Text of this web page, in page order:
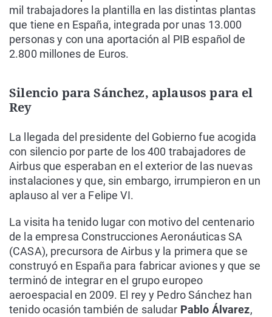
mil trabajadores la plantilla en las distintas plantas
que tiene en España, integrada por unas 13.000
personas y con una aportación al PIB español de
2.800 millones de Euros.
Silencio para Sánchez, aplausos para el
Rey
La llegada del presidente del Gobierno fue acogida
con silencio por parte de los 400 trabajadores de
Airbus que esperaban en el exterior de las nuevas
instalaciones y que, sin embargo, irrumpieron en un
aplauso al ver a Felipe VI.
La visita ha tenido lugar con motivo del centenario
de la empresa Construcciones Aeronáuticas SA
(CASA), precursora de Airbus y la primera que se
construyó en España para fabricar aviones y que se
terminó de integrar en el grupo europeo
aeroespacial en 2009. El rey y Pedro Sánchez han
tenido ocasión también de saludar Pablo Álvarez,